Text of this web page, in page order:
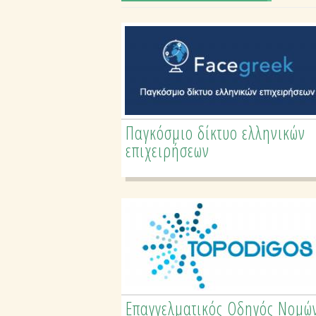
Παγκόσμιο δίκτυο ελληνικών
επιχειρήσεων
Επαγγελματικός Οδηγός
Επαγγελματικός Οδηγός
Ειδικοτήτων Ελλάδας
Τουριστικός Οδηγός Νομών &